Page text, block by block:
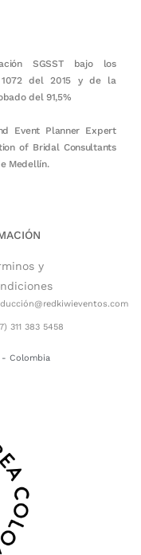
SGSST bajo los
1072 del 2015 y de la
del 91,5%
Event Planner Expert
of Bridal Consultants
Medellín.
y
311 383 5458
- Colombia